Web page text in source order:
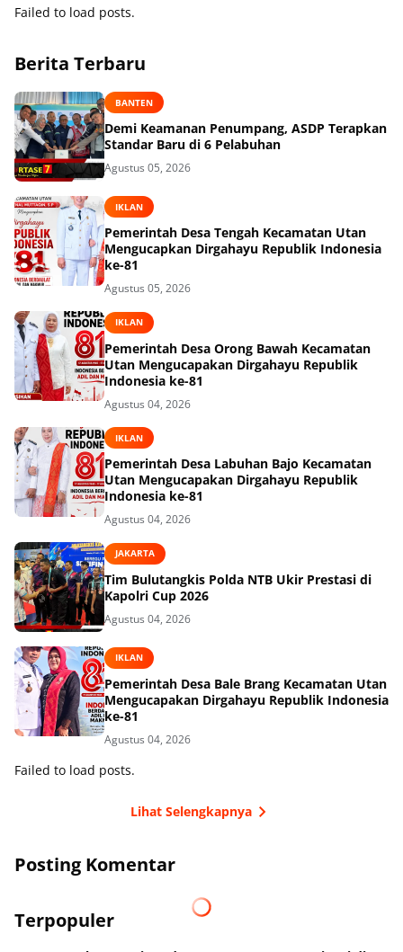
Failed to load posts.
Berita Terbaru
BANTEN
Demi Keamanan Penumpang, ASDP Terapkan
Standar Baru di 6 Pelabuhan
Agustus 05, 2026
IKLAN
Pemerintah Desa Tengah Kecamatan Utan
Mengucapkan Dirgahayu Republik Indonesia
ke-81
Agustus 05, 2026
IKLAN
Pemerintah Desa Orong Bawah Kecamatan
Utan Mengucapakan Dirgahayu Republik
Indonesia ke-81
Agustus 04, 2026
IKLAN
Pemerintah Desa Labuhan Bajo Kecamatan
Utan Mengucapakan Dirgahayu Republik
Indonesia ke-81
Agustus 04, 2026
JAKARTA
Tim Bulutangkis Polda NTB Ukir Prestasi di
Kapolri Cup 2026
Agustus 04, 2026
IKLAN
Pemerintah Desa Bale Brang Kecamatan Utan
Mengucapakan Dirgahayu Republik Indonesia
ke-81
Agustus 04, 2026
Failed to load posts.
Lihat Selengkapnya
Posting Komentar
Terpopuler